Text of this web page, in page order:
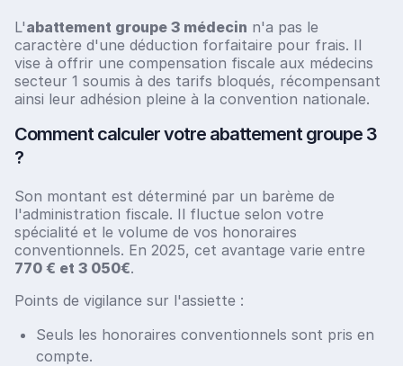
L'abattement groupe 3 médecin n'a pas le
caractère d'une déduction forfaitaire pour frais. Il
vise à offrir une compensation fiscale aux médecins
secteur 1 soumis à des tarifs bloqués, récompensant
ainsi leur adhésion pleine à la convention nationale.
Comment calculer votre abattement groupe 3
?
Son montant est déterminé par un barème de
l'administration fiscale. Il fluctue selon votre
spécialité et le volume de vos honoraires
conventionnels. En 2025, cet avantage varie entre
770 € et 3 050€.
Points de vigilance sur l'assiette :
Seuls les honoraires conventionnels sont pris en
compte.